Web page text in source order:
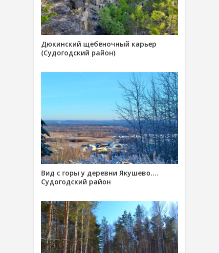
Дюкинский щебёночный карьер
(Судогодский район)
Вид с горы у деревни Якушево….
Судогодский район